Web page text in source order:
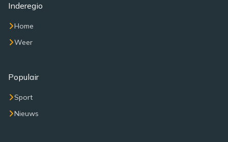
Inderegio
Home
Weer
Populair
Sport
Nieuws